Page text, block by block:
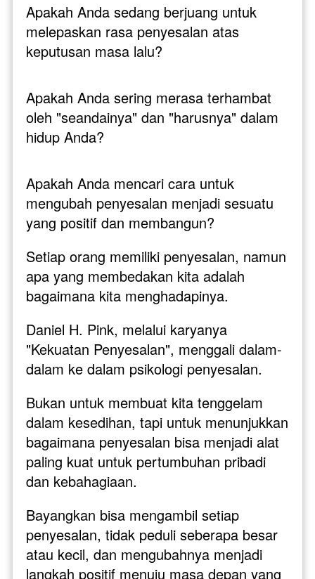
Apakah Anda sedang berjuang untuk
melepaskan rasa penyesalan atas
keputusan masa lalu?
Apakah Anda sering merasa terhambat
oleh "seandainya" dan "harusnya" dalam
hidup Anda?
Apakah Anda mencari cara untuk
mengubah penyesalan menjadi sesuatu
yang positif dan membangun?
Setiap orang memiliki penyesalan, namun
apa yang membedakan kita adalah
bagaimana kita menghadapinya.
Daniel H. Pink, melalui karyanya
"Kekuatan Penyesalan", menggali dalam-
dalam ke dalam psikologi penyesalan.
Bukan untuk membuat kita tenggelam
dalam kesedihan, tapi untuk menunjukkan
bagaimana penyesalan bisa menjadi alat
paling kuat untuk pertumbuhan pribadi
dan kebahagiaan.
Bayangkan bisa mengambil setiap
penyesalan, tidak peduli seberapa besar
atau kecil, dan mengubahnya menjadi
langkah positif menuju masa depan yang